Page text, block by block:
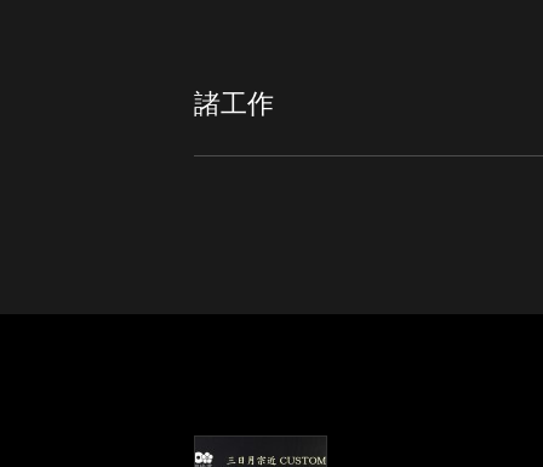
諸工作